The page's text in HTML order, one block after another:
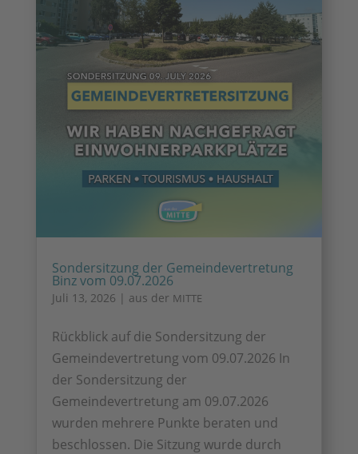
Sondersitzung der Gemeindevertretung
Binz vom 09.07.2026
Juli 13, 2026 | aus der MITTE
Rückblick auf die Sondersitzung der
Gemeindevertretung vom 09.07.2026 In
der Sondersitzung der
Gemeindevertretung am 09.07.2026
wurden mehrere Punkte beraten und
beschlossen. Die Sitzung wurde durch